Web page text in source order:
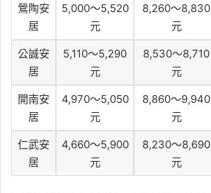
鶯陶安
居
5,000～5,520
元
8,260～8,830
元
公誠安
居
5,110～5,290
元
8,530～8,710
元
開南安
居
4,970～5,050
元
8,860～9,940
元
仁武安
居
4,660～5,900
元
8,230～8,690
元